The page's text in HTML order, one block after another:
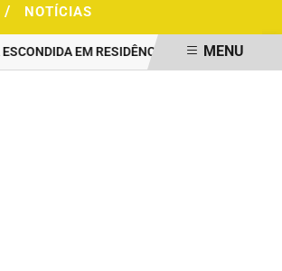
/ NOTÍCIAS
EM RESIDÊNCIA PRF CAPTURA
MENU